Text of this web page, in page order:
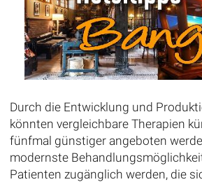
Durch die Entwicklung und
könnten vergleichbare Therapien
fünfmal günstiger angeboten
modernste
Patienten zugänglich werden, die